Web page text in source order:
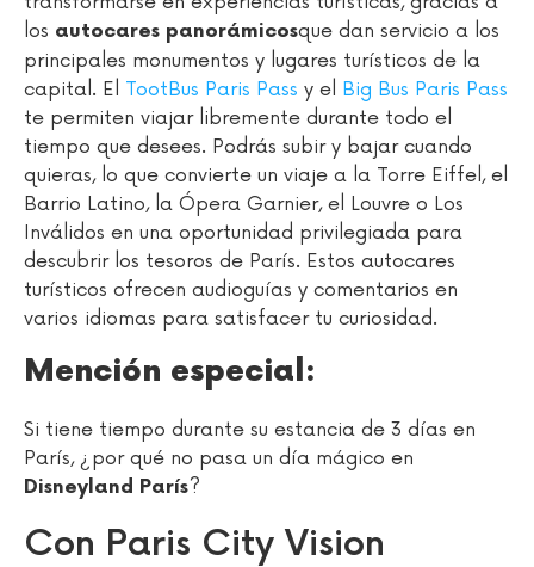
los autocares panorámicosque dan servicio a los
principales monumentos y lugares turísticos de la
capital. El TootBus Paris Pass y el Big Bus Paris Pass
te permiten viajar libremente durante todo el
tiempo que desees. Podrás subir y bajar cuando
quieras, lo que convierte un viaje a la Torre Eiffel, el
Barrio Latino, la Ópera Garnier, el Louvre o Los
Inválidos en una oportunidad privilegiada para
descubrir los tesoros de París. Estos autocares
turísticos ofrecen audioguías y comentarios en
varios idiomas para satisfacer tu curiosidad.
Mención especial:
Si tiene tiempo durante su estancia de 3 días en
París, ¿por qué no pasa un día mágico en
Disneyland París?
Con Paris City Vision